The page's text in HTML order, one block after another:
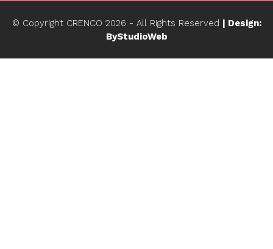
© Copyright CRENCO 2026 - All Rights Reserved | Design:
ByStudioWeb